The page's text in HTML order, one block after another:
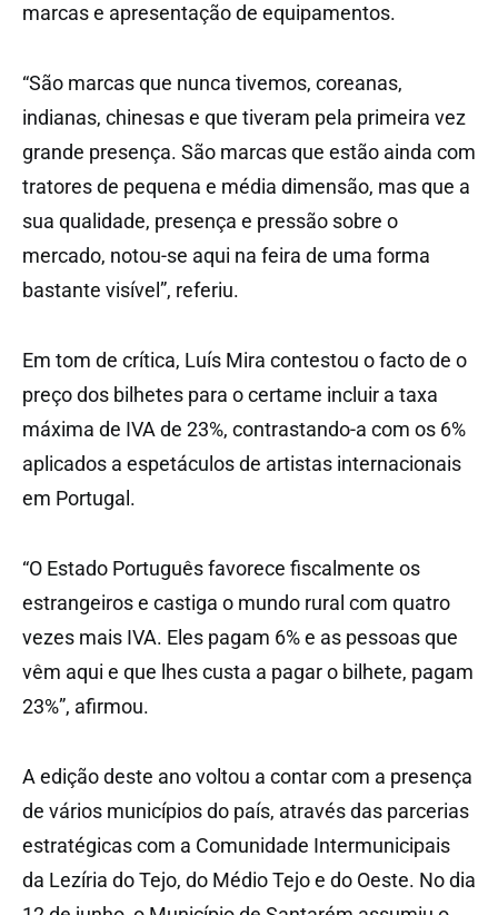
marcas e apresentação de equipamentos.
“São marcas que nunca tivemos, coreanas,
indianas, chinesas e que tiveram pela primeira vez
grande presença. São marcas que estão ainda com
tratores de pequena e média dimensão, mas que a
sua qualidade, presença e pressão sobre o
mercado, notou-se aqui na feira de uma forma
bastante visível”, referiu.
Em tom de crítica, Luís Mira contestou o facto de o
preço dos bilhetes para o certame incluir a taxa
máxima de IVA de 23%, contrastando-a com os 6%
aplicados a espetáculos de artistas internacionais
em Portugal.
“O Estado Português favorece fiscalmente os
estrangeiros e castiga o mundo rural com quatro
vezes mais IVA. Eles pagam 6% e as pessoas que
vêm aqui e que lhes custa a pagar o bilhete, pagam
23%”, afirmou.
A edição deste ano voltou a contar com a presença
de vários municípios do país, através das parcerias
estratégicas com a Comunidade Intermunicipais
da Lezíria do Tejo, do Médio Tejo e do Oeste. No dia